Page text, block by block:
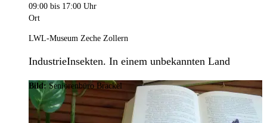
09:00 bis 17:00 Uhr
Ort
LWL-Museum Zeche Zollern
IndustrieInsekten. In einem unbekannten Land
Bild: Seniorenbüro Brackel